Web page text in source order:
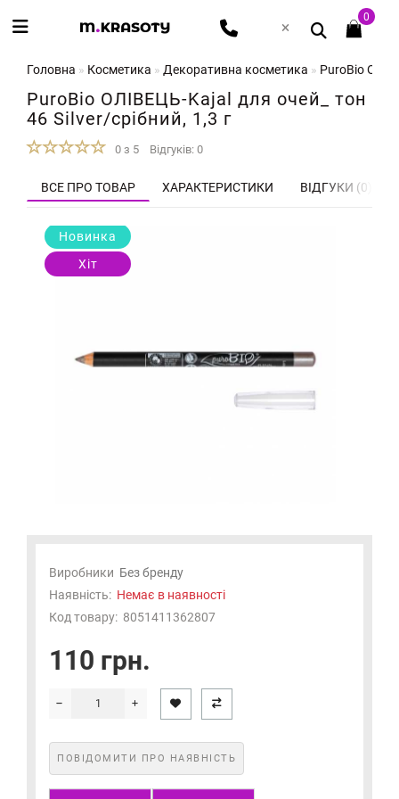
0
Головна Косметика Декоративна косметика PuroBio
PuroBio ОЛІВЕЦЬ-Kajal для очей_ тон
46 Silver/срібний, 1,3 г
0 з 5 Відгуків: 0
ВСЕ ПРО ТОВАР ХАРАКТЕРИСТИКИ ВІДГУКИ (0)
Новинка
Хіт
Виробники Без бренду
Наявність: Немає в наявності
Код товару: 8051411362807
110 грн.
ПОВІДОМИТИ ПРО НАЯВНІСТЬ